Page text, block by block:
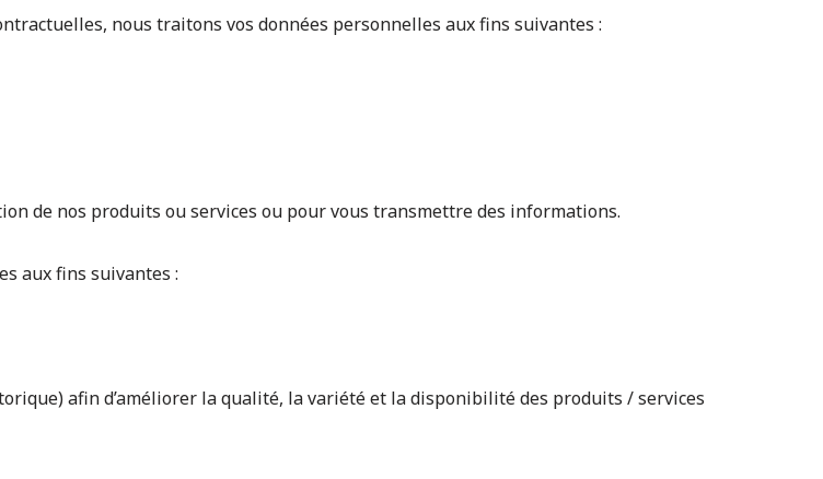
nous traitons vos données personnelles aux fins suivantes :
de nos produits ou services ou pour vous transmettre des informations.
aux fins suivantes :
afin d’améliorer la qualité, la variété et la disponibilité des produits / services